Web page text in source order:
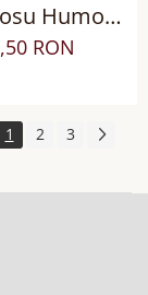
Humo
Carmenere
Sec
RON
1 2 3